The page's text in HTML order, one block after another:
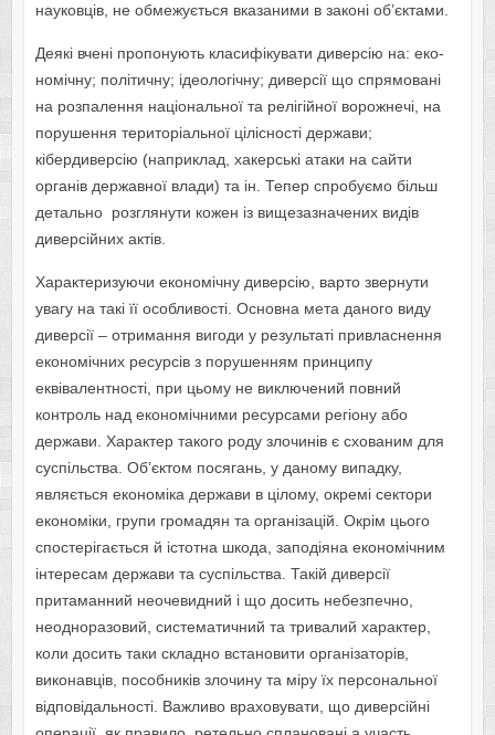
науковців, не обмежується вказаними в законі об’єктами.
Деякі вчені пропонують класифікувати диверсію на: еко­
номічну; політичну; ідеологічну; диверсії що спрямовані
на розпалення національної та релігійної ворожнечі, на
порушення територіальної цілісності держави;
кібердиверсію (наприклад, хакерські атаки на сайти
органів державної влади) та ін. Тепер спробуємо більш
детально розглянути кожен із вищезазначених видів
диверсійних актів.
Характеризуючи економічну диверсію, варто звернути
увагу на такі її особливості. Основна мета даного виду
диверсії – отримання вигоди у результаті привласнення
економічних ресурсів з порушенням принципу
еквівалентності, при цьому не виключений повний
контроль над економічними ресурсами регіону або
держави. Характер такого роду злочинів є схованим для
суспільства. Об’єктом посягань, у даному випадку,
являється економіка держави в цілому, окремі сектори
економіки, групи громадян та організацій. Окрім цього
спостерігається й істотна шкода, заподіяна економічним
інтересам держави та суспільства. Такій диверсії
притаманний неочевидний і що досить небезпечно,
неодноразовий, систематичний та тривалий характер,
коли досить таки складно встановити організаторів,
виконавців, пособників злочину та міру їх персональної
відповідальності. Важливо враховувати, що диверсійні